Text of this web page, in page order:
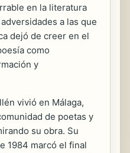
en la literatura
a las que
dejó de creer en el
como
y
vivió en Málaga,
de poetas y
su obra. Su
1984 marcó el final